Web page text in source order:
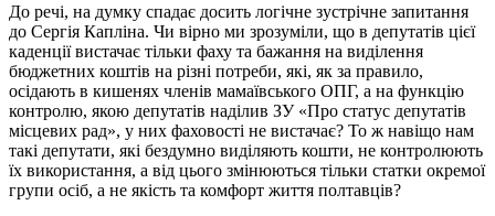
До речі, на думку спадає досить логічне зустрічне запитання
до Сергія Капліна. Чи вірно ми зрозуміли, що в депутатів цієї
каденції вистачає тільки фаху та бажання на виділення
бюджетних коштів на різні потреби, які, як за правило,
осідають в кишенях членів мамаївського ОПГ, а на функцію
контролю, якою депутатів наділив ЗУ «Про статус депутатів
місцевих рад», у них фаховості не вистачає? То ж навіщо нам
такі депутати, які бездумно виділяють кошти, не контролюють
їх використання, а від цього змінюються тільки статки окремої
групи осіб, а не якість та комфорт життя полтавців?